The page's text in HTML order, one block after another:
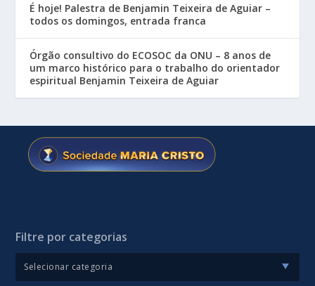
É hoje! Palestra de Benjamin Teixeira de Aguiar –
todos os domingos, entrada franca
Órgão consultivo do ECOSOC da ONU – 8 anos de
um marco histórico para o trabalho do orientador
espiritual Benjamin Teixeira de Aguiar
Filtre por categorias